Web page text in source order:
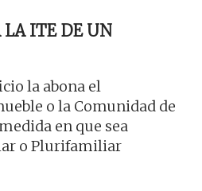
LA ITE DE UN
la abona el
o la Comunidad de
en que sea
o Plurifamiliar